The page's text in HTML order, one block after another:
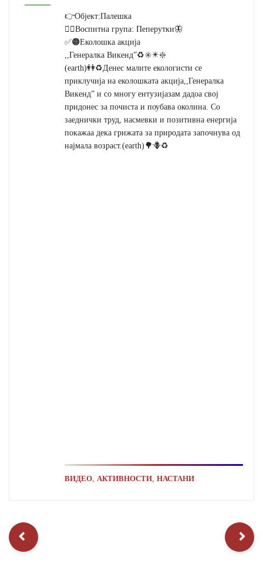
👉Објект:Палешка
👉🏼Воспитна група: Пеперутки🦋
✅🟠Еколошка акција
,,Генералка Викенд”♻️✳️✴️❇️
(earth)👭♻️Денес малите екологисти се
приклучија на еколошката акција,,Генералка
Викенд” и со многу ентузијазам дадоа свој
придонес за почиста и поубава околина. Со
заеднички труд, насмевки и позитивна енергија
покажаа дека грижата за природата започнува од
најмала возраст.(earth)🌳🪻♻️
ВИДЕО АКТИВНОСТИ ,НАСТАНИ